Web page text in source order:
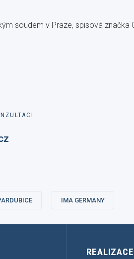
soudem v Praze, spisová značka
IMA GERMANY
REALIZACE